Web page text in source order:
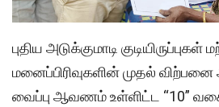
புதிய அடுக்குமாடி குடியிருப்புகள்
மனைப்பிரிவுகளின் முதல்
வைப்பு ஆவணம் உள்ளிட்ட “10”